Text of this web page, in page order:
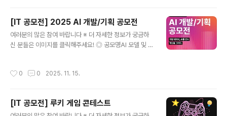
일 간의 몰입을 통해 스타트업 현업의 생생함을 느껴보세
요! ◎ 행사 정보- 기간: 2026년 2월 1일(일) ~ 2월 12일
(목)- 장소: 온라인 협업 및 오프라인 파이널데이(마루18
총상금: 200만원- 주최: 어치브모먼트(Blaybus) ◎ ..
[IT 공모전] 2025 AI 개발/기획 공모전
여러분의 많은 참여 바랍니다 ※ 더 자세한 정보가 궁금하
신 분들은 이미지를 클릭해주세요! ◎ 공모명AI 모델 및 서
출 불가합니다. ◎ 참가대상AI 모델 ​개발 ​및 서비스 ​기획에
상단 "지원하기" 클릭 ​▶ ​지원서 ​제출- Track 1 데이터셋 ​
0 0 2025. 11. 15.
[IT 공모전] 루키 게임 콘테스트